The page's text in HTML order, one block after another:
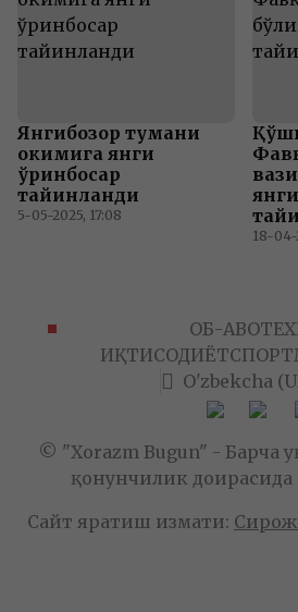
Янгибозор тумани
ҳокимига янги
ўринбосар
тайинланди
5-05-2025, 17:08
янги
18-04-
ОБ-ҲАВО
ИҚТИСОДИЁТСПОРТ
O'zbekcha
© "Xorazm Bugun" - Барча
қонунчилик доирасида
Сайт яратиш ҳизмати: